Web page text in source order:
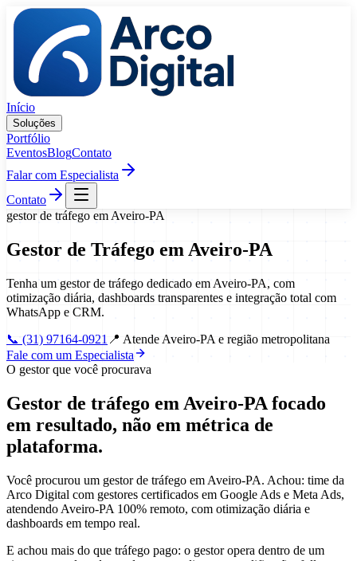
Pular para o conteúdo
Início
Soluções
Portfólio
EventosBlogContato
Falar com Especialista
Contato
gestor de tráfego em Aveiro-PA
Gestor de Tráfego em Aveiro-PA
Tenha um gestor de tráfego dedicado em Aveiro-PA, com
otimização diária, dashboards transparentes e integração total com
WhatsApp e CRM.
📞 (31) 97164-0921 📍 Atende Aveiro-PA e região metropolitana
Fale com um Especialista
O gestor que você procurava
Gestor de tráfego em Aveiro-PA focado
em resultado, não em métrica de
plataforma.
Você procurou um gestor de tráfego em Aveiro-PA. Achou: time da
Arco Digital com gestores certificados em Google Ads e Meta Ads,
atendendo Aveiro-PA 100% remoto, com otimização diária e
dashboards em tempo real.
E achou mais do que tráfego pago: o gestor opera dentro de um